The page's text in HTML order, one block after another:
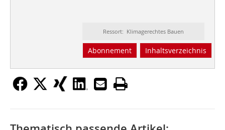
Ressort: Klimagerechtes Bauen
Abonnement Inhaltsverzeichnis